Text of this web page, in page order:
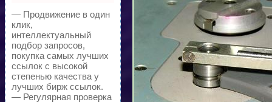
— Продвижение в один
клик,
интеллектуальный
подбор запросов,
покупка самых лучших
ссылок с высокой
степенью качества у
лучших бирж ссылок.
— Регулярная проверка